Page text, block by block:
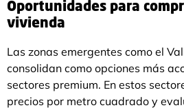
Oportunidades para
vivienda
Las zonas emergentes como el
consolidan como opciones más
sectores premium. En estos
precios por metro cuadrado y